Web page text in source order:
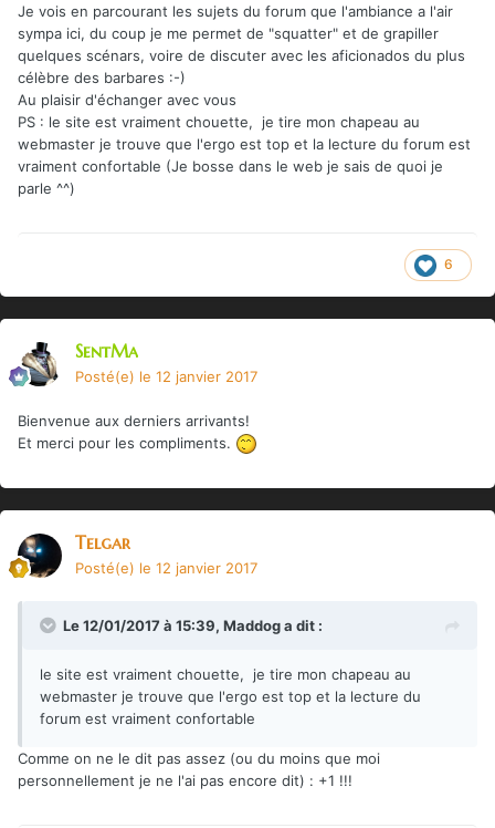
Je vois en parcourant les sujets du forum que l'ambiance a l'air
sympa ici, du coup je me permet de "squatter" et de grapiller
quelques scénars, voire de discuter avec les aficionados du plus
célèbre des barbares :-)
Au plaisir d'échanger avec vous
PS : le site est vraiment chouette, je tire mon chapeau au
webmaster je trouve que l'ergo est top et la lecture du forum est
vraiment confortable (Je bosse dans le web je sais de quoi je
parle ^^)
6
SentMa
Posté(e) le 12 janvier 2017
Bienvenue aux derniers arrivants!
Et merci pour les compliments.
Telgar
Posté(e) le 12 janvier 2017
Le 12/01/2017 à 15:39, Maddoga dit :
le site est vraiment chouette, je tire mon chapeau au
webmaster je trouve que l'ergo est top et la lecture du
forum est vraiment confortable
Comme on ne le dit pas assez (ou du moins que moi
personnellement je ne l'ai pas encore dit) : +1 !!!